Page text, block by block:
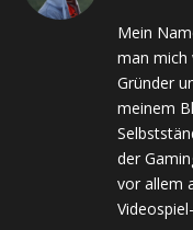
Mein
man mich
Gründer
meinem
der
vor allem